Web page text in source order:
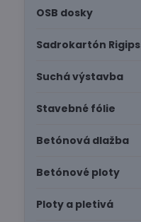
OSB dosky
Sadrokartón Rigips
Suchá výstavba
Stavebné fólie
Betónová dlažba
Betónové ploty
Ploty a pletivá